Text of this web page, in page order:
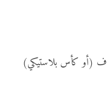
(أو كأس بلاستيكي)